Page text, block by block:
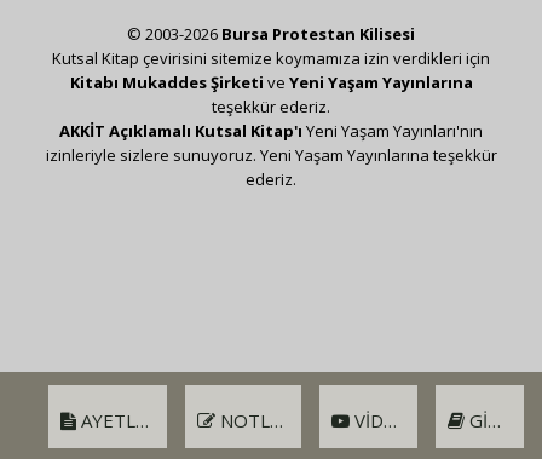
AYETLER NOTLAR VIDEO GIRIŞ
© 2003-2026 Bursa Protestan Kilisesi
Kutsal Kitap çevirisini sitemize koymamıza izin verdikleri için
Kitabı Mukaddes Şirketi ve Yeni Yaşam Yayınlarına
teşekkür ederiz.
AKKİT Açıklamalı Kutsal Kitap'ı Yeni Yaşam Yayınları'nın
izinleriyle sizlere sunuyoruz. Yeni Yaşam Yayınlarına teşekkür
ederiz.